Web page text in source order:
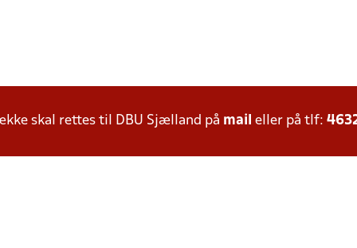
skal rettes til DBU Sjælland på mail eller på tlf: